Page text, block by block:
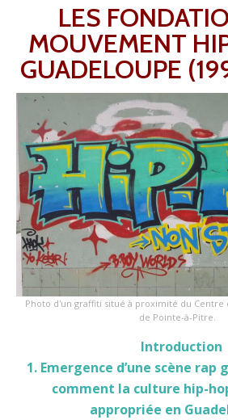
LES
MOUVEMENT
GUADELOUPE
Photo d'un graffiti situé à proximité du Centre
de Pointe-à-Pitre.
Introduction
1. Emergence d’une scène rap
comment la culture hip-
appropriée en